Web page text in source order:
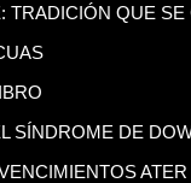
TRADICIÓN QUE SE
SÍNDROME DE
ATER